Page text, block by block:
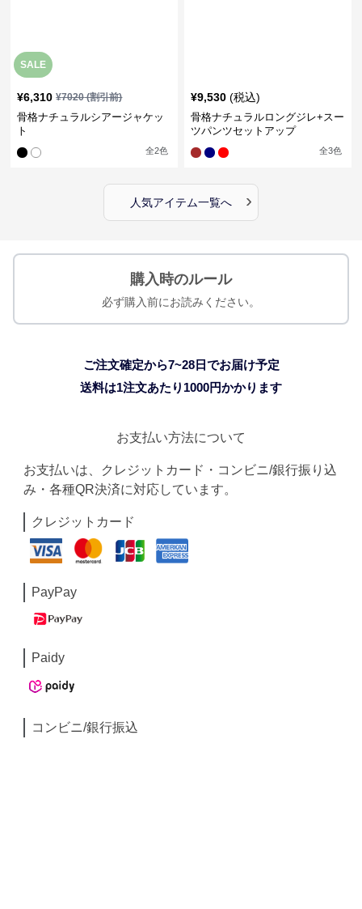
SALE
¥6,310 ¥7020(割引前)
骨格ナチュラルシアージャケッ
ト
全2色
¥9,530 (税込)
骨格ナチュラルロングジレ+スー
ツパンツセットアップ
全3色
人気アイテム一覧へ ›
購入時のルール
必ず購入前にお読みください。
ご注文確定から7~28日でお届け予定
送料は1注文あたり 1000円かかります
お支払い方法について
お支払いは、クレジットカード・コンビニ/銀行振り込
み・各種QR決済に対応しています。
クレジットカード
PayPay
Paidy
コンビニ/銀行振込